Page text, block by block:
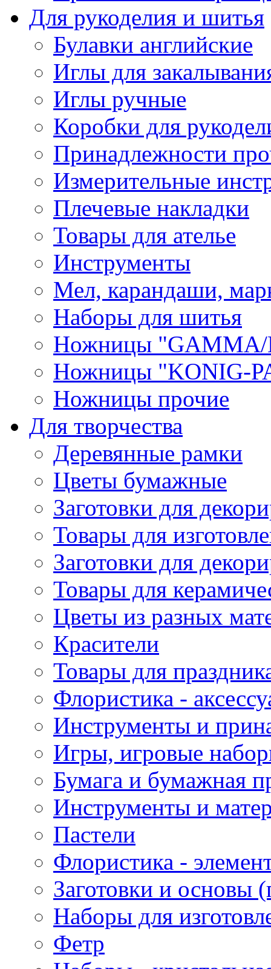
Для рукоделия и шитья
Булавки английские
Иглы для
Иглы ручные
Коробки для
Принадлежности
Измерительные
Плечевые накладки
Товары для ателье
Инструменты
Мел, карандаши,
Наборы для шитья
Ножницы "GAMMA/
Ножницы "KONIG-
Ножницы прочие
Для творчества
Деревянные рамки
Цветы бумажные
Заготовки для
Товары для
Заготовки для
Товары для
Цветы из разных
Красители
Товары для
Флористика -
Инструменты и
Игры, игровые
Бумага и бумажная
Инструменты и
Пастели
Флористика -
Заготовки и основы
Наборы для
Фетр